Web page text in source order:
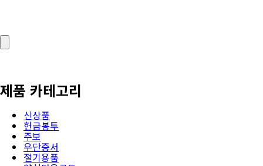
제품 카테고리
신상품
헌금봉투
주보
우단증서
절기용품